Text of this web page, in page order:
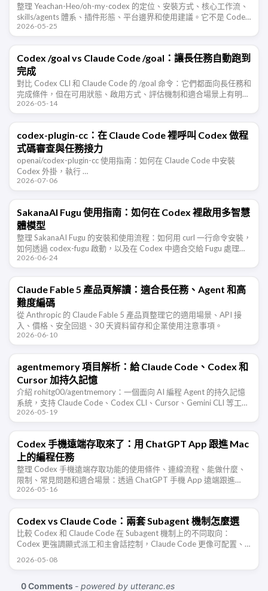
整理 Yeachan-Heo/oh-my-codex 的定位、安裝方式、核心工作流、
skills/agents 體系、插件形態、平台邊界和使用建議。它不是 Codex
的替代品，而是給 Codex …
2026-05-25
Codex /goal vs Claude Code /goal：讓長任務自動跑到
完成
對比 Codex CLI 和 Claude Code 的 /goal 命令：它們都面向長任務和
完成條件，但在可用狀態、啟用方式、評估機制和適合場景上有明顯
差異。
2026-05-14
codex-plugin-cc：在 Claude Code 裡呼叫 Codex 做程
式碼審查與任務接力
openai/codex-plugin-cc 使用指南：如何在 Claude Code 中安裝
Codex 外掛，執行 …
2026-07-06
SakanaAI Fugu 使用指南：如何在 Codex 裡啟用多智慧
體模型
整理 SakanaAI Fugu 的安裝和使用流程：如何用 curl 一行命令安裝，
如何透過 codex-fugu 啟動，以及在 Codex 中適合交給 Fugu 處理的
開發任務和注意事項。
2026-06-24
Claude Fable 5 產品頁解讀：適合長任務、Agent 和高
難度編碼
從 Anthropic 的 Claude Fable 5 產品頁整理它的適用場景、API 接
入、價格、安全回退、30 天資料留存和企業使用注意事項。
2026-06-10
agentmemory 項目解析：給 Claude Code、Codex 和
Cursor 加持久記憶
介紹 rohitg00/agentmemory：一個面向 AI 編程 Agent 的持久記憶
系統，支持 Claude Code、Codex CLI、Cursor、Gemini CLI 等工
具，通過 …
2026-05-19
Codex 手機遠端存取來了：用 ChatGPT App 跟進 Mac
上的編程任務
整理 Codex 手機遠端存取功能的使用條件、連線流程、能做什麼、
限制、常見問題和適合場景：透過 ChatGPT 手機 App 遠端跟進
Mac 上執行的 Codex 編程任務。
2026-05-16
Codex vs Claude Code：兩套 Subagent 機制怎麼選
比較 Codex 和 Claude Code 在 Subagent 機制上的不同取向：
Codex 更強調顯式派工和主會話控制，Claude Code 更像可配置、
2026-05-08